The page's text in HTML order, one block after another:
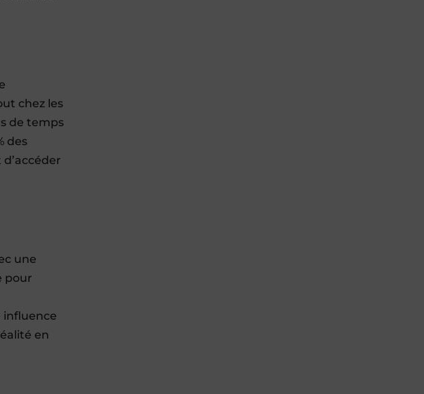
chez les
de temps
des
une
pour
influence
en